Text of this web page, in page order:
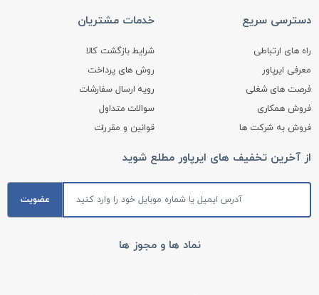
دسترسی سریع
راه های ارتباطی
معرفی ایرپاور
فرصت های شغلی
فروش همکاری
فروش به شرکت ها
خدمات مشتریان
شرایط بازگشت کالا
روش های پرداخت
رویه ارسال سفارشات
سوالات متداول
قوانین و مقررات
از آخرین تخفیف های ایرپاور مطلع شوید
عضویت
نماد ها و مجوز ها